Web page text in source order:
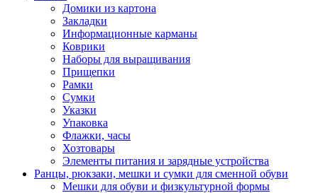
Домики из картона
Закладки
Информационные карманы
Коврики
Наборы для выращивания
Прищепки
Рамки
Сумки
Указки
Упаковка
Флажки, часы
Хозтовары
Элементы питания и зарядные устройства
Ранцы, рюкзаки, мешки и сумки для сменной обуви
Мешки для обуви и физкультурной формы